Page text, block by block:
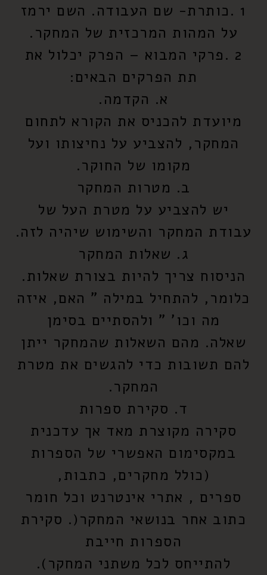
1 .כותרת- שם העבודה. השם ירמז
על המהות המרכזית של המחקר.
2 .פרקי המבוא – הפרק יכלול את
תת הפרקים הבאים:
א. הקדמה.
מיועדת להכניס את הקורא לתחום
המחקר, להצביע על נחיצותו ועל
מקומו של החוקר.
ב. מטרות המחקר
יש להצביע על מטרת העל של
עבודת המחקר והשימוש שיהיה לזה.
ג. שאלות המחקר
הניסוח צריך להיות בצורת שאלות.
כלומר, להתחיל במילה " האם, איזה
מה וכו' " ולהסתיים בסימן
שאלה. מהם השאלות שהמחקר ייתן
להם תשובות כדי להגשים את מטרת
המחקר.
ד. סקירת ספרות
סקירה מקוצרת מאד אך עדכנית
במקסימום האפשרי של הספרות
(כולל מחקרים, כתבות,
ספרים , אתרי אינטרנט וכל חומר
כתוב אחר בנושאי המחקר(. סקירת
הספרות חייבת
להתייחס לכל משתני המחקר).